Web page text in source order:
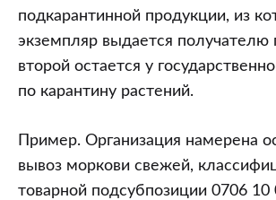
подкарантинной продукции, из
экземпляр выдается получателю
второй остается у
по карантину растений.
Пример. Организация намерена
вывоз моркови свежей,
товарной подсубпозиции 0706 10